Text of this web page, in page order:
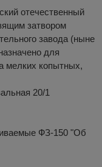
отечественный
затвором
завода (ныне
для
мелких копытных,
20/1
ФЗ-150 "Об